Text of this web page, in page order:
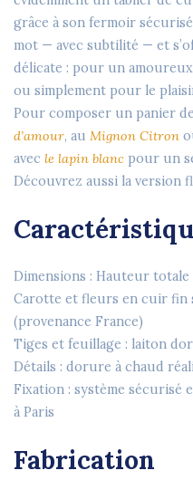
grâce à son fermoir
mot — avec subtilité — et
délicate : pour un
ou simplement pour le
Pour composer un panier
d’amour, au Mignon Citron
avec le lapin blanc pour un
Découvrez aussi la version
Dimensions : Hauteur totale
Carotte et fleurs en cuir fin
(provenance France)
Tiges et feuillage : laiton
Détails : dorure à chaud
Fixation : système sécurisé
à Paris
Fabrication